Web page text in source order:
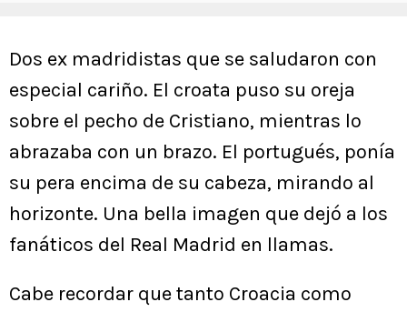
Dos ex madridistas que se saludaron con
especial cariño. El croata puso su oreja
sobre el pecho de Cristiano, mientras lo
abrazaba con un brazo. El portugués, ponía
su pera encima de su cabeza, mirando al
horizonte. Una bella imagen que dejó a los
fanáticos del Real Madrid en llamas.
Cabe recordar que tanto Croacia como